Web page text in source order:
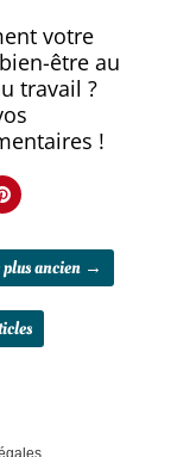
votre
être au
travail ?
!
ancien →